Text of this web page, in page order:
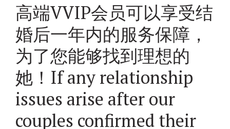
高端VVIP会员可以享受结
婚后一年内的服务保障，
为了您能够找到理想的
她！If any relationship
issues arise after our
couples confirmed their